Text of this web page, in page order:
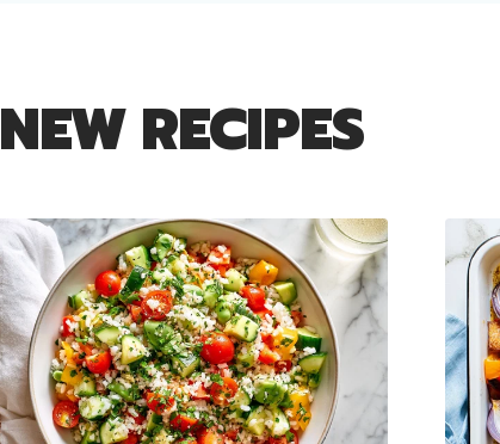
NEW RECIPES